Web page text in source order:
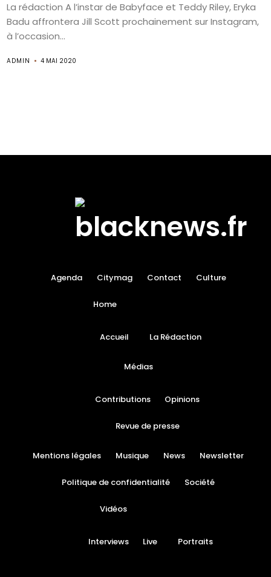
La rédaction A l’instar de Babyface et Teddy Riley, Eryka
Badu affrontera Jill Scott prochainement sur Instagram,
à l’occasion...
ADMIN 4 MAI 2020
Agenda Citymag Contact Culture
Home
Accueil La Rédaction
Médias
Contributions Opinions
Revue de presse
Mentions légales Musique News Newsletter
Politique de confidentialité Société
Vidéos
Interviews Live Portraits